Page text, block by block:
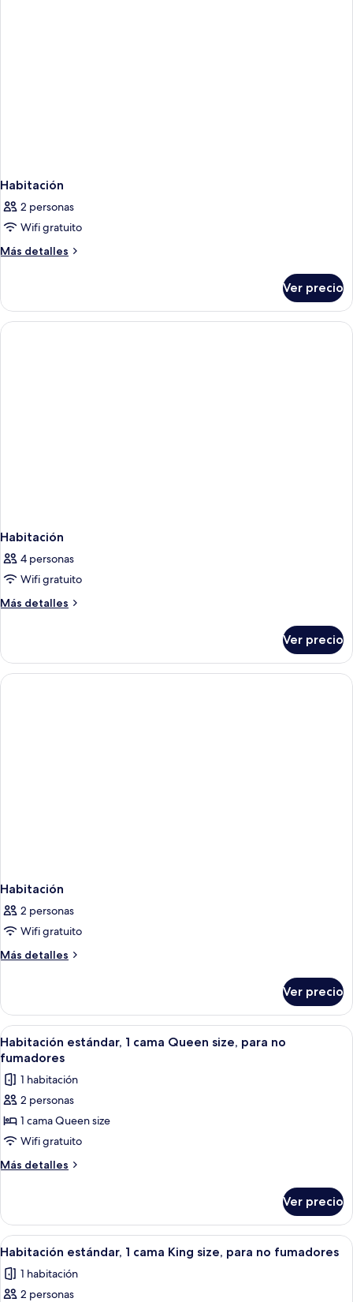
Habitación
2 personas
Wifi gratuito
Más detalles
Más
Ver precio
Habitación
4 personas
Wifi gratuito
Más detalles
Más
Ver precio
Habitación
2 personas
Wifi gratuito
Más detalles
Más
Ver precio
Abrir
todas
las
fotos
de
Habitación
estándar,
1
size,
para
no
fumadores
Habitación de hotel con una cama
5
Habitación estándar, 1 cama Queen size, para no
fumadores
1 habitación
2 personas
1 cama Queen size
Wifi gratuito
Más detalles
Más
estándar,
cama
size,
para
Ver precio
Abrir
todas
las
fotos
Habitación de hotel con una cama
3
Habitación estándar, 1 cama King size, para no fumadores
1 habitación
2 personas